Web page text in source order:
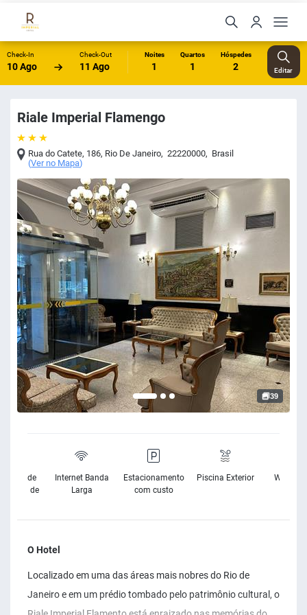
Check-In
10 Ago
Check-Out
11 Ago
Noites
1
Quartos
1
Hóspedes
2 Editar
Riale Imperial Flamengo
Rua do Catete, 186, Rio De Janeiro, 22220000, Brasil
(Ver no Mapa)
39
de
Internet Banda
Larga
Estacionamento
com custo
Piscina Exterior Wifi
O Hotel
Localizado em uma das áreas mais nobres do Rio de
Janeiro e em um prédio tombado pelo patrimônio cultural, o